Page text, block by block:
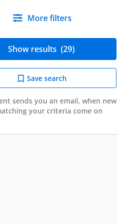
More filters
Show results (29)
Save search
sends you an email, when new
your criteria come on